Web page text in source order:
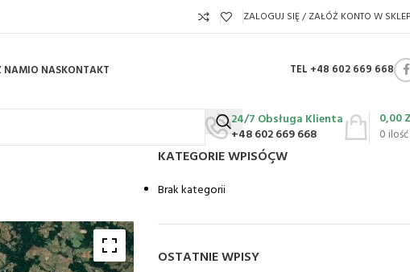
ZALOGUJ SIĘ / ZAŁÓŻ KONTO W
NAMIO NASKONTAKT TEL +48 602 669 668
24/7 Obsługa Klienta
+48 602 669 668
0 ilość
0,00
KATEGORIE WPISÓÇW
Brak kategorii
OSTATNIE WPISY